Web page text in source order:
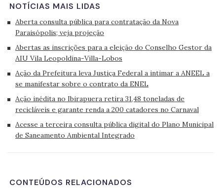
NOTÍCIAS MAIS LIDAS
Aberta consulta pública para contratação da Nova
Paraisópolis; veja projeção
Abertas as inscrições para a eleição do Conselho Gestor da
AIU Vila Leopoldina-Villa-Lobos
Ação da Prefeitura leva Justiça Federal a intimar a ANEEL a
se manifestar sobre o contrato da ENEL
Ação inédita no Ibirapuera retira 31,48 toneladas de
recicláveis e garante renda a 200 catadores no Carnaval
Acesse a terceira consulta pública digital do Plano Municipal
de Saneamento Ambiental Integrado
CONTEÚDOS RELACIONADOS